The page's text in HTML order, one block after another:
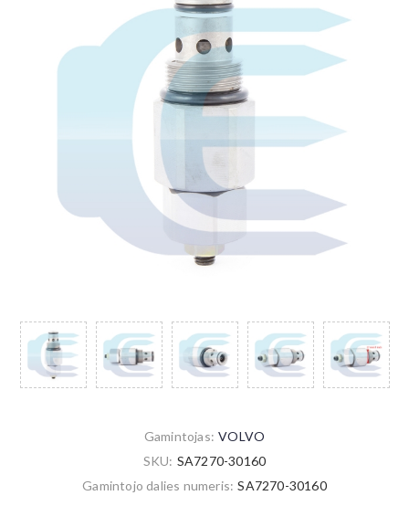
Gamintojas: VOLVO
SKU: SA7270-30160
Gamintojo dalies numeris: SA7270-30160